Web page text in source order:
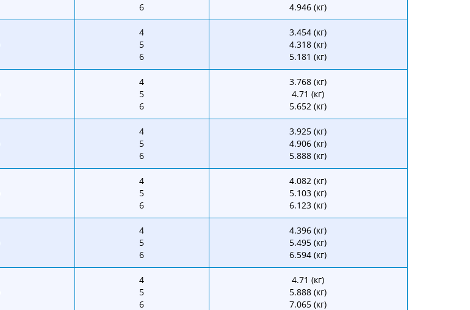
6
4.946 (кг)
4
5
6
3.454 (кг)
4.318 (кг)
5.181 (кг)
4
5
6
3.768 (кг)
4.71 (кг)
5.652 (кг)
4
5
6
3.925 (кг)
4.906 (кг)
5.888 (кг)
4
5
6
4.082 (кг)
5.103 (кг)
6.123 (кг)
4
5
6
4.396 (кг)
5.495 (кг)
6.594 (кг)
4
5
6
4.71 (кг)
5.888 (кг)
7.065 (кг)